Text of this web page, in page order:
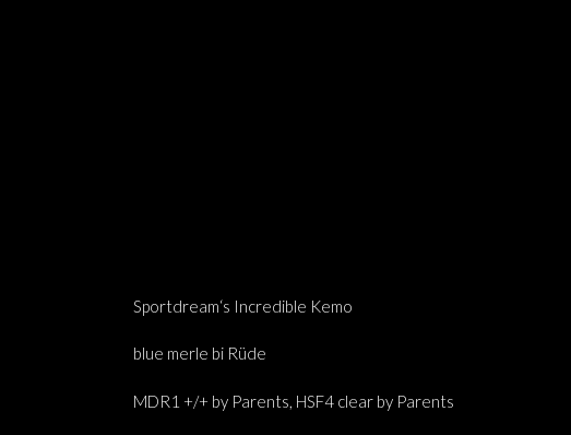
Sportdream‘s Incredible Kemo
blue merle bi Rüde
MDR1 +/+ by Parents, HSF4 clear by Parents